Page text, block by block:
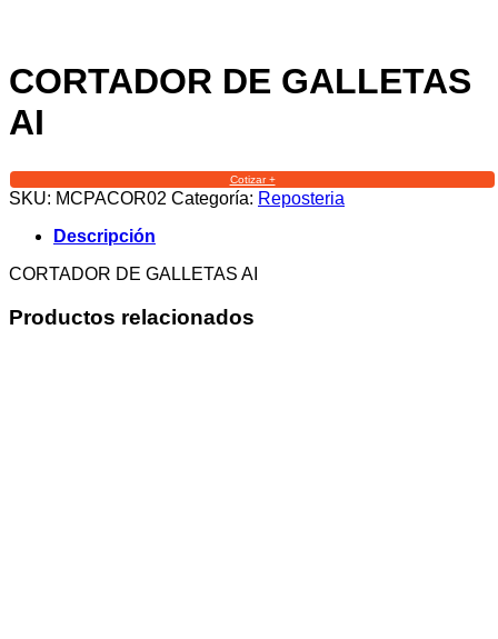
CORTADOR DE GALLETAS
AI
Cotizar +
SKU: MCPACOR02 Categoría: Reposteria
Descripción
CORTADOR DE GALLETAS AI
Productos relacionados